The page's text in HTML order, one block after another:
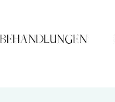
BEHANDLUNGEN